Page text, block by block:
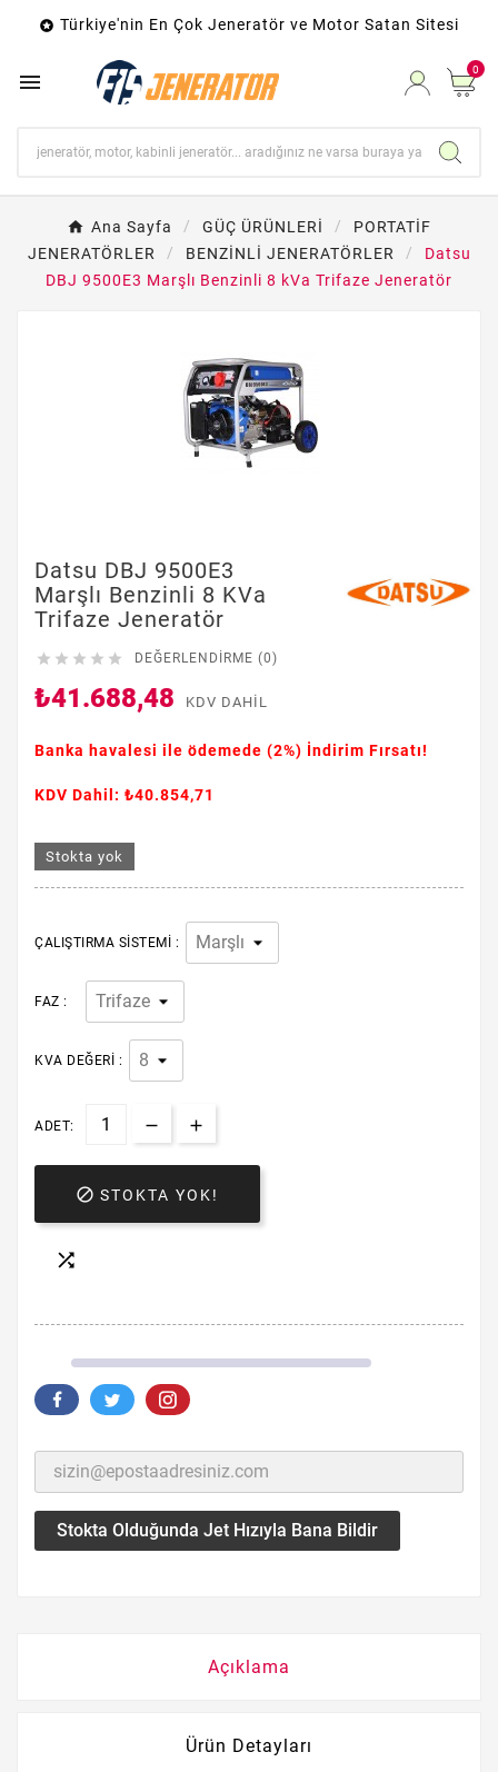
 Türkiye'nin En Çok Jeneratör ve Motor Satan Sitesi
 0
Ana Sayfa GÜÇ ÜRÜNLERİ
PORTATİF
JENERATÖRLER
BENZİNLİ JENERATÖRLER
Datsu
DBJ 9500E3 Marşlı Benzinli 8 kVa Trifaze Jeneratör
Datsu DBJ 9500E3
Marşlı Benzinli 8 KVa
Trifaze Jeneratör
     DEĞERLENDIRME (0)
₺41.688,48 KDV DAHIL
Banka havalesi ile ödemede (2%) İndirim Fırsatı!
KDV Dahil: ₺40.854,71
Stokta yok
ÇALIŞTIRMA SISTEMI :
FAZ :
KVA DEĞERI :
ADET:
 STOKTA YOK!

Stokta Olduğunda Jet Hızıyla Bana Bildir
Açıklama
Ürün Detayları